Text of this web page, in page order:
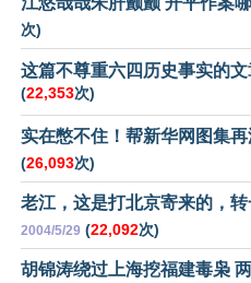
次)
这篇不尊重六四历史事实的
(22,353次)
实在憋不住！帮新华网图集
(26,093次)
老江，这是打北京寄来的，
2004/5/29 (22,092次)
胡锦涛绕过上海挖福建毒枭